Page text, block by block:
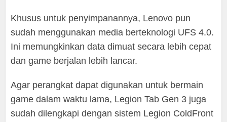
Khusus untuk penyimpanannya, Lenovo pun
sudah menggunakan media berteknologi UFS 4.0.
Ini memungkinkan data dimuat secara lebih cepat
dan game berjalan lebih lancar.
Agar perangkat dapat digunakan untuk bermain
game dalam waktu lama, Legion Tab Gen 3 juga
sudah dilengkapi dengan sistem Legion ColdFront